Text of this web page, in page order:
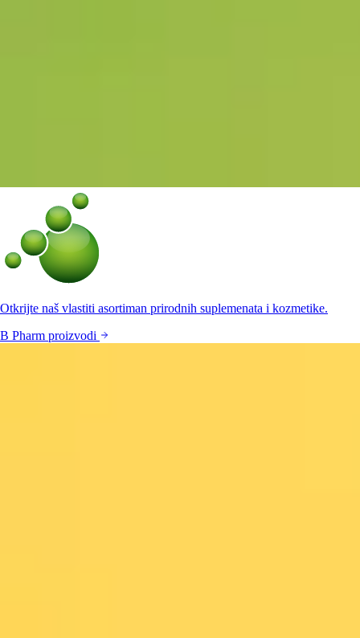
Otkrijte naš vlastiti asortiman prirodnih suplemenata i kozmetike.
B Pharm proizvodi